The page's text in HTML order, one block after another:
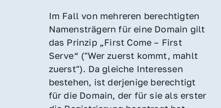
Im Fall von mehreren berechtigten
Namensträgern für eine Domain gilt
das Prinzip „First Come – First
Serve“ ("Wer zuerst kommt, mahlt
zuerst"). Da gleiche Interessen
bestehen, ist derjenige berechtigt
für die Domain, der für sie als erster